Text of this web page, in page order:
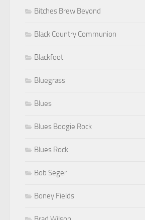
Bitches Brew Beyond
Black Country Communion
Blackfoot
Bluegrass
Blues
Blues Boogie Rock
Blues Rock
Bob Seger
Boney Fields